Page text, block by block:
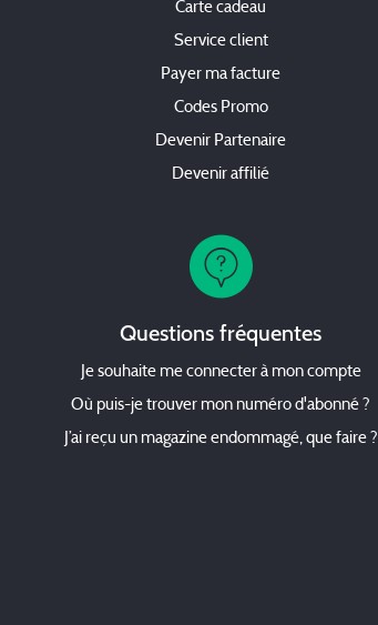
Carte cadeau
Service client
Payer ma facture
Codes Promo
Devenir Partenaire
Devenir affilié
Questions fréquentes
Je souhaite me connecter à mon compte
Où puis-je trouver mon numéro d'abonné ?
J’ai reçu un magazine endommagé, que faire ?